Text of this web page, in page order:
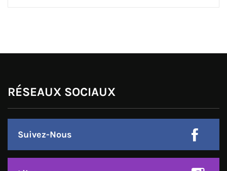
RÉSEAUX SOCIAUX
Suivez-Nous